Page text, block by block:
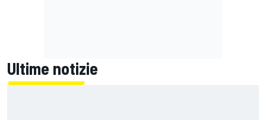
Ultime notizie